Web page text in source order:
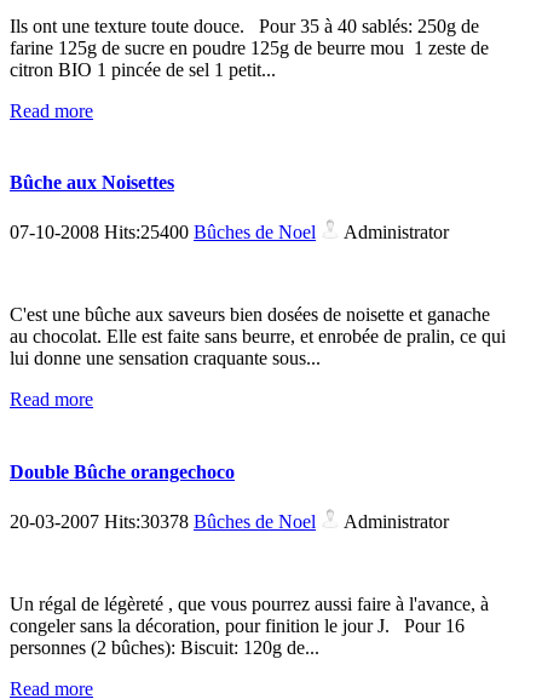
Ils ont une texture toute douce. Pour 35 à 40 sablés: 250g de
farine 125g de sucre en poudre 125g de beurre mou 1 zeste de
citron BIO 1 pincée de sel 1 petit...
Read more
Bûche aux Noisettes
07-10-2008 Hits:25400 Bûches de Noel Administrator
C'est une bûche aux saveurs bien dosées de noisette et ganache
au chocolat. Elle est faite sans beurre, et enrobée de pralin, ce qui
lui donne une sensation craquante sous...
Read more
Double Bûche orangechoco
20-03-2007 Hits:30378 Bûches de Noel Administrator
Un régal de légèreté , que vous pourrez aussi faire à l'avance, à
congeler sans la décoration, pour finition le jour J. Pour 16
personnes (2 bûches): Biscuit: 120g de...
Read more